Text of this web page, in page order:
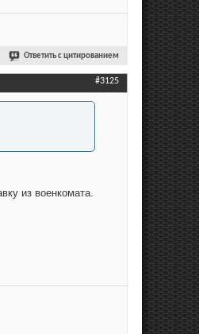
Ответить с цитированием
#3125
из военкомата.